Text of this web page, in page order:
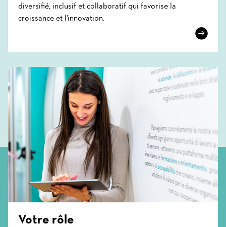
diversifié, inclusif et collaboratif qui favorise la
croissance et l'innovation.
Learn
Votre rôle